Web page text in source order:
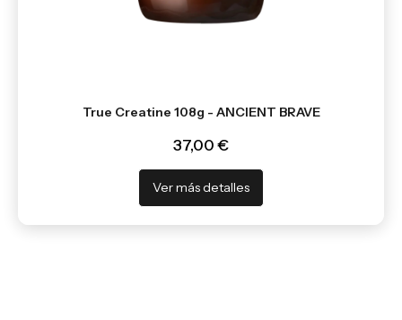
True Creatine 108g - ANCIENT BRAVE
37,00 €
Ver más detalles